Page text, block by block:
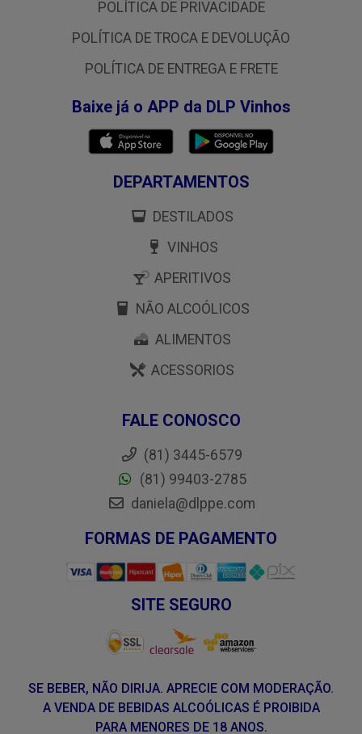
POLÍTICA DE PRIVACIDADE
POLÍTICA DE TROCA E DEVOLUÇÃO
POLÍTICA DE ENTREGA E FRETE
Baixe já o APP da DLP Vinhos
DEPARTAMENTOS
DESTILADOS
VINHOS
APERITIVOS
NÃO ALCOÓLICOS
ALIMENTOS
ACESSORIOS
FALE CONOSCO
(81) 3445-6579
(81) 99403-2785
daniela@dlppe.com
FORMAS DE PAGAMENTO
SITE SEGURO
SE BEBER, NÃO DIRIJA. APRECIE COM MODERAÇÃO.
A VENDA DE BEBIDAS ALCOÓLICAS É PROIBIDA
PARA MENORES DE 18 ANOS.